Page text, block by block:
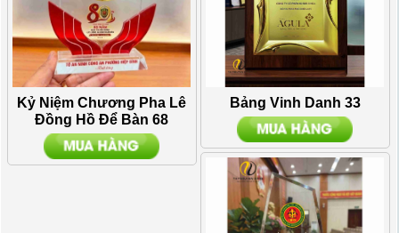
Kỷ Niệm Chương Pha Lê
Đồng Hồ Để Bàn 68
Bảng Vinh Danh 33